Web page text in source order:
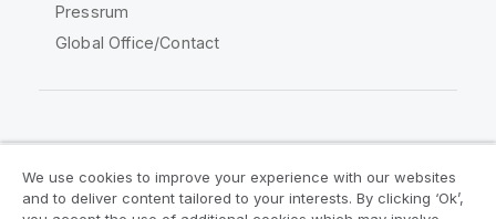
Pressrum
Global Office/Contact
Juridiska avtal Produktvillkor
We use cookies to improve your experience with our websites
and to deliver content tailored to your interests. By clicking ‘Ok’,